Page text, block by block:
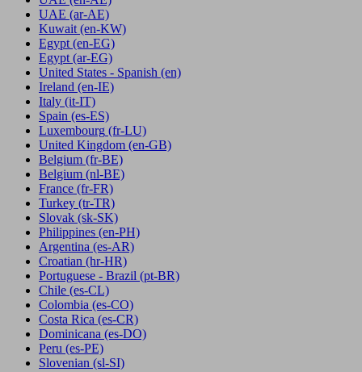
UAE (ar-AE)
Kuwait (en-KW)
Egypt (en-EG)
Egypt (ar-EG)
United States - Spanish (en)
Ireland (en-IE)
Italy (it-IT)
Spain (es-ES)
Luxembourg (fr-LU)
United Kingdom (en-GB)
Belgium (fr-BE)
Belgium (nl-BE)
France (fr-FR)
Turkey (tr-TR)
Slovak (sk-SK)
Philippines (en-PH)
Argentina (es-AR)
Croatian (hr-HR)
Portuguese - Brazil (pt-BR)
Chile (es-CL)
Colombia (es-CO)
Costa Rica (es-CR)
Dominicana (es-DO)
Peru (es-PE)
Slovenian (sl-SI)